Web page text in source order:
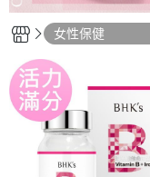
女性保健